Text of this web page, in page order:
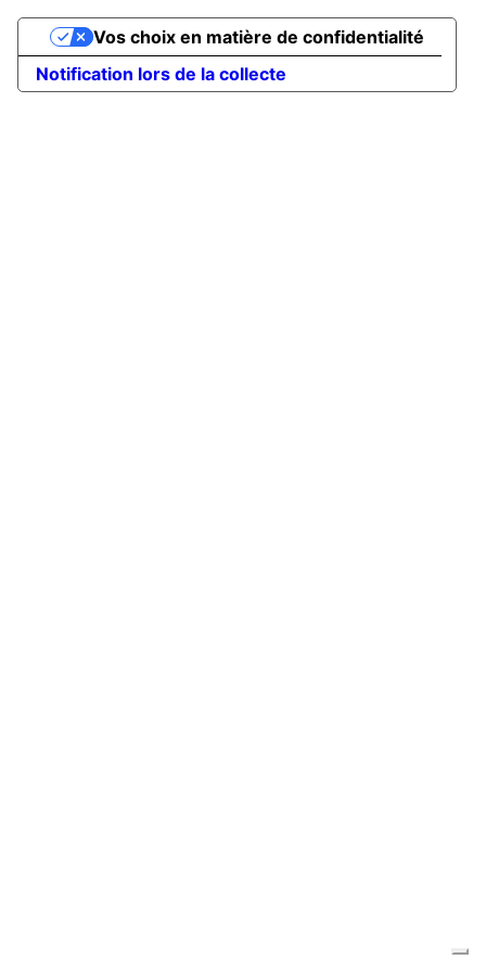
Notification lors de la collecte
Vos choix en matière de confidentialité